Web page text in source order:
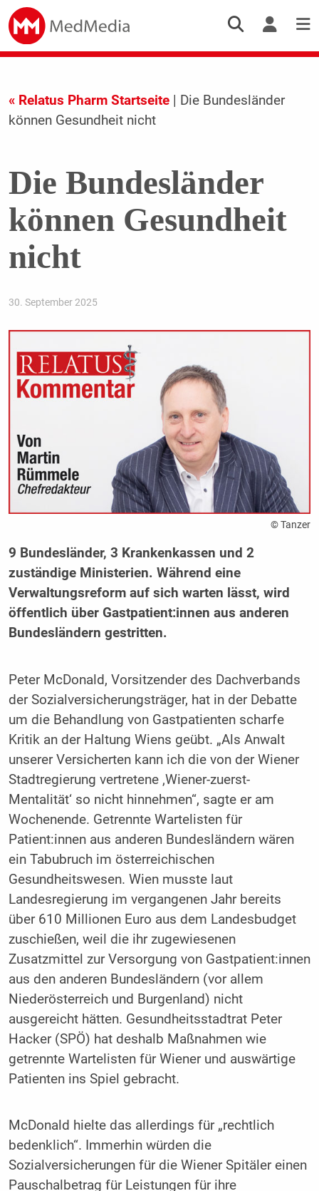
« Relatus Pharm Startseite| Die Bundesländer
können Gesundheit nicht
Die Bundesländer
können Gesundheit
nicht
30. September 2025
© Tanzer
9 Bundesländer, 3 Krankenkassen und 2
zuständige Ministerien. Während eine
Verwaltungsreform auf sich warten lässt, wird
öffentlich über Gastpatient:innen aus anderen
Bundesländern gestritten.
Peter McDonald, Vorsitzender des Dachverbands
der Sozialversicherungsträger, hat in der Debatte
um die Behandlung von Gastpatienten scharfe
Kritik an der Haltung Wiens geübt. „Als Anwalt
unserer Versicherten kann ich die von der Wiener
Stadtregierung vertretene ‚Wiener-zuerst-
Mentalität‘ so nicht hinnehmen“, sagte er am
Wochenende. Getrennte Wartelisten für
Patient:innen aus anderen Bundesländern wären
ein Tabubruch im österreichischen
Gesundheitswesen. Wien musste laut
Landesregierung im vergangenen Jahr bereits
über 610 Millionen Euro aus dem Landesbudget
zuschießen, weil die ihr zugewiesenen
Zusatzmittel zur Versorgung von Gastpatient:innen
aus den anderen Bundesländern (vor allem
Niederösterreich und Burgenland) nicht
ausgereicht hätten. Gesundheitsstadtrat Peter
Hacker (SPÖ) hat deshalb Maßnahmen wie
getrennte Wartelisten für Wiener und auswärtige
Patienten ins Spiel gebracht.
McDonald hielte das allerdings für „rechtlich
bedenklich“. Immerhin würden die
Sozialversicherungen für die Wiener Spitäler einen
Pauschalbetrag für Leistungen für ihre